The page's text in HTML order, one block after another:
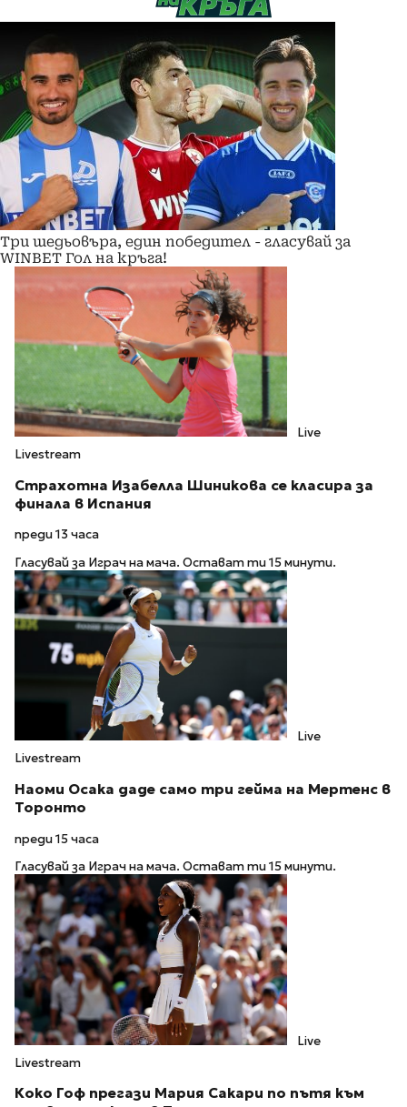
Три шедьовъра, един победител - гласувай за
WINBET Гол на кръга!
Live
Livestream
Страхотна Изабелла Шиникова се класира за
финала в Испания
преди 13 часа
Гласувай за Играч на мача. Остават ти 15 минути.
Live
Livestream
Наоми Осака даде само три гейма на Мертенс в
Торонто
преди 15 часа
Гласувай за Играч на мача. Остават ти 15 минути.
Live
Livestream
Коко Гоф прегази Мария Сакари по пътя към